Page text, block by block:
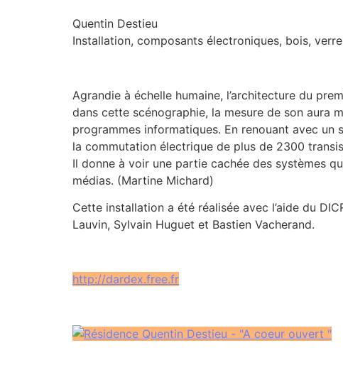
Quentin Destieu
Installation, composants électroniques, bois,
Agrandie à échelle humaine, l’architecture du
dans cette scénographie, la mesure de son aura
programmes informatiques. En renouant avec un
la commutation électrique de plus de 2300
Il donne à voir une partie cachée des systèmes
médias. (Martine Michard)
Cette installation a été réalisée avec l’aide du
Lauvin, Sylvain Huguet et Bastien Vacherand.
http://dardex.free.fr